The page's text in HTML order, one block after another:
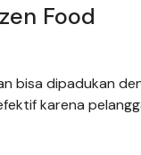
Food
bisa dipadukan
karena